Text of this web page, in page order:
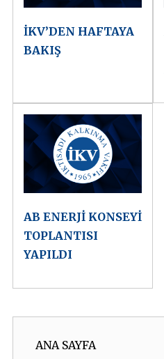
İKV’DEN HAFTAYA
BAKIŞ
AB ENERJİ KONSEYİ
TOPLANTISI
YAPILDI
ANA SAYFA